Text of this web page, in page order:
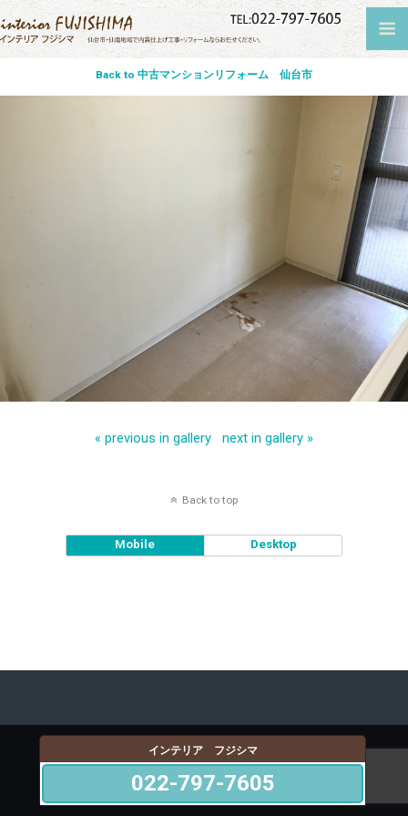
Back to 中古マンションリフォーム 仙台市
« previous in gallery next in gallery »
Back to top
Mobile Desktop
インテリア フジシマ
022-797-7605